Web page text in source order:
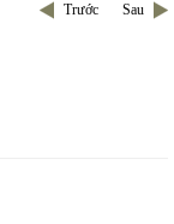
Trước Sau